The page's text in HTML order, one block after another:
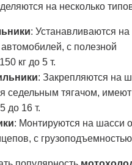
на несколько
: Устанавливаются
с полезной
кг до 5 т.
: Закрепляются на
седельным тягачом, имеют
до 16 т.
: Монтируются на шасси
с грузоподъемностью